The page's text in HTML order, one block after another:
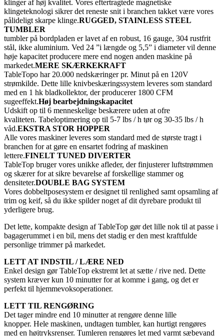
klinger af høj kvalitet. Vores eftertragtede magnetiske
klingeteknologi sikrer det reneste snit i branchen takket være vores
pålideligt skarpe klinge.RUGGED, STAINLESS STEEL
TUMBLER
tumbler på bordpladen er lavet af en robust, 16 gauge, 304 rustfrit
stål, ikke aluminium. Ved 24 ”i længde og 5,5” i diameter vil denne
høje kapacitet producere mere end nogen anden maskine på
markedet.MERE SKÆRKEKRAFT
TableTopo har 20.000 nedskæringer pr. Minut på en 120V
strømkilde. Dette lille knivbeskæringssystem leveres som standard
med en 1 hk bladkollektor, der producerer 1800 CFM
sugeeffekt.Høj bearbejdningskapacitet
Udskift op til 6 menneskelige beskærere uden at ofre
kvaliteten. Tabeloptimering op til 5-7 lbs / h tør og 30-35 lbs / h
våd.EKSTRA STOR HOPPER
Alle vores maskiner leveres som standard med de største tragt i
branchen for at gøre en ensartet fodring af maskinen
lettere.FINELT TUNED DIVERTER
TableTop bruger vores unikke afleder, der finjusterer luftstrømmen
og skærer for at sikre bevarelse af forskellige stammer og
densiteter.DOUBLE BAG SYSTEM
Vores dobbeltposesystem er designet til renlighed samt opsamling af
trim og keif, så du ikke spilder noget af dit dyrebare produkt til
yderligere brug.
Det lette, kompakte design af TableTop gør det lille nok til at passe i
bagagerummet i en bil, mens det stadig er den mest kraftfulde
personlige trimmer på markedet.
LETT AT INDSTIL / LÆRE NED
Enkel design gør TableTop ekstremt let at sætte / rive ned. Dette
system kræver kun 10 minutter for at komme i gang, og det er
perfekt til hjemmevoksoperationer.
LETT TIL RENGØRING
Det tager mindre end 10 minutter at rengøre denne lille
knopper. Hele maskinen, undtagen tumbler, kan hurtigt rengøres
med en højtryksrenser. Tumleren rengøres let med varmt sæbevand